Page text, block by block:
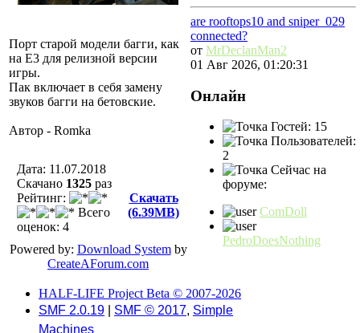
Порт старой модели багги, как
на Е3 для релизной версии
игры.
Пак включает в себя замену
звуков багги на бетовские.
Автор - Romka
Дата: 11.07.2018
Скачано 1325 раз
Рейтинг:
Всего
оценок: 4
Скачать
(6.39MB)
Powered by: Download Systemby
CreateAForum.com
are rooftops10 and sniper_029
connected?
от MrDeclanMan2
01 Авг 2026, 01:20:31
Онлайн
Гостей: 15
Пользователей:
2
Сейчас на
форуме:
ComDoll
PedroDoesNothing
HALF-LIFE Project Beta © 2007-2026
SMF 2.0.19
SMF © 2017, Simple
Machines